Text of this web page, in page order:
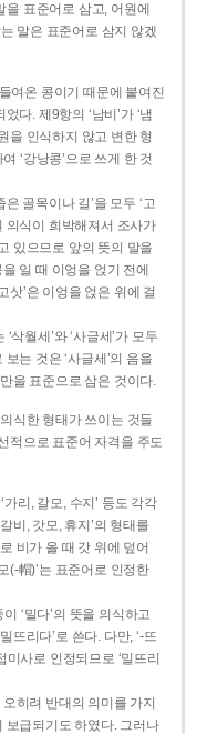
표준어로 삼고, 어원에
말은 표준어로 삼지 않겠
여온 콩이기 때문에 붙여진
다. 제9항의 ‘남비’가 ‘냄
을 인식하지 않고 변한 형
‘강낭콩’으로 쓰게 한 것
골목이나 길’을 모두 ‘고
의식이 희박해져서 조사가
있으므로 앞의 뜻의 말을
을 일 때 이엉을 얹기 전에
삿’은 이엉을 얹은 위에 걸
삭월세’와 ‘사글세’가 모두
보는 것은 ‘사글세’의 음을
을 표준으로 삼은 것이다.
식한 형태가 쓰이는 것들
적으로 표준어 자격을 주도
리, 갈모, 수지’ 등도 각각
비, 갓모, 휴지’의 형태를
비가 올 때 갓 위에 덮어
(-帽)’는 표준어로 인정한
‘밀다’의 뜻을 의식하고
뜨리다’로 쓴다. 다만, ‘-뜨
미사로 인정되므로 ‘밀뜨리
히려 반대의 의미를 가지
보급되기도 하였다. 그러나